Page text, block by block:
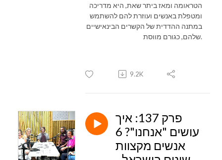
הטראומה ומאז ביתר שאת, היא מדריכה
ומטפלת באנשים ועוזרת להם להשתמש
במתנה ההדדית של הקשרים הבינאישיים
שלהם, כגורם מווסת.
9.2K
פרק 137: איך
עושים "אנחנו"? 6
אנשים מקצוות